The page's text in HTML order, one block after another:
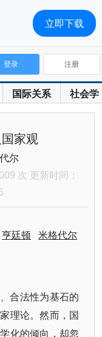
国际关系 社会学
登录 注册
家观
尔
次 更新时间：
亨廷顿 米格代尔
合法性为基石的
理论。然而，国
化的倾向，却忽
立即下载